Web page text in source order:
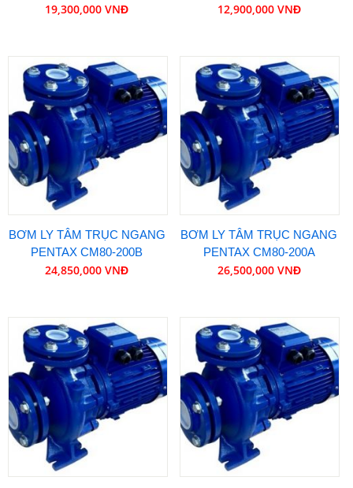
19,300,000 VNĐ 12,900,000 VNĐ
BƠM LY TÂM TRỤC NGANG
PENTAX CM80-200B
24,850,000 VNĐ
BƠM LY TÂM TRỤC NGANG
PENTAX CM80-200A
26,500,000 VNĐ